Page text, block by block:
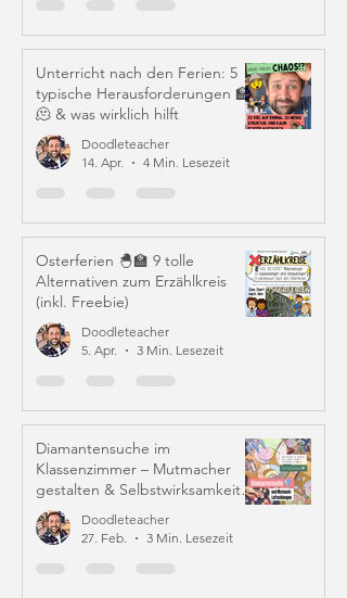
Unterricht nach den Ferien: 5
typische Herausforderungen 🏫
🫠 & was wirklich hilft
Doodleteacher
14. Apr.
4 Min. Lesezeit
Osterferien 🐣🏫 9 tolle
Alternativen zum Erzählkreis
(inkl. Freebie)
Doodleteacher
5. Apr.
3 Min. Lesezeit
Diamantensuche im
Klassenzimmer – Mutmacher
gestalten & Selbstwirksamkeit
stärken Doodleteacher
27. Feb.
3 Min. Lesezeit